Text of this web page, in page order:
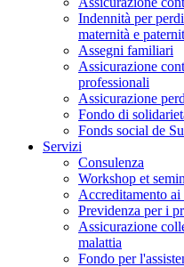
Indennità per
maternità e
Assegni familiari
Assicurazione
professionali
Assicurazione
Fondo di
Fonds social de
Servizi
Consulenza
Workshop et
Accreditamento ai
Previdenza per i
Assicurazione
malattia
Fondo per